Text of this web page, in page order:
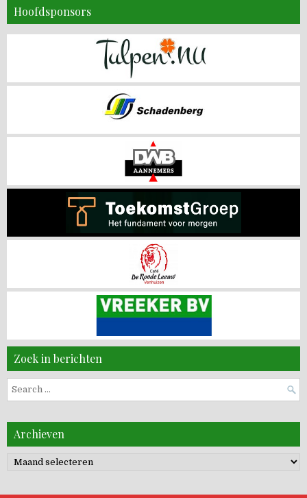
Hoofdsponsors
Zoek in berichten
Search
for:
Archieven
Archieven